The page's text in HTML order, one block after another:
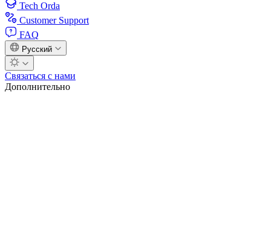
Tech Orda
Customer Support
FAQ
Русский
Связаться с нами
Дополнительно